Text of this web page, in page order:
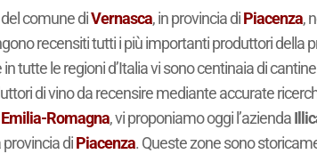
comune diVernasca, in provincia diPiacenza,
recensiti tutti i più importanti produttori della
tutte le regioni d’Italia vi sono centinaia di
di vino da recensire mediante accurate
Emilia-Romagna, vi proponiamo oggi l’azienda
diPiacenza. Queste zone sono